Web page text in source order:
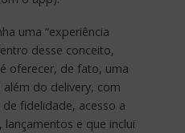
uma “experiência
desse conceito,
oferecer, de fato, uma
do delivery, com
fidelidade, acesso a
e que inclui